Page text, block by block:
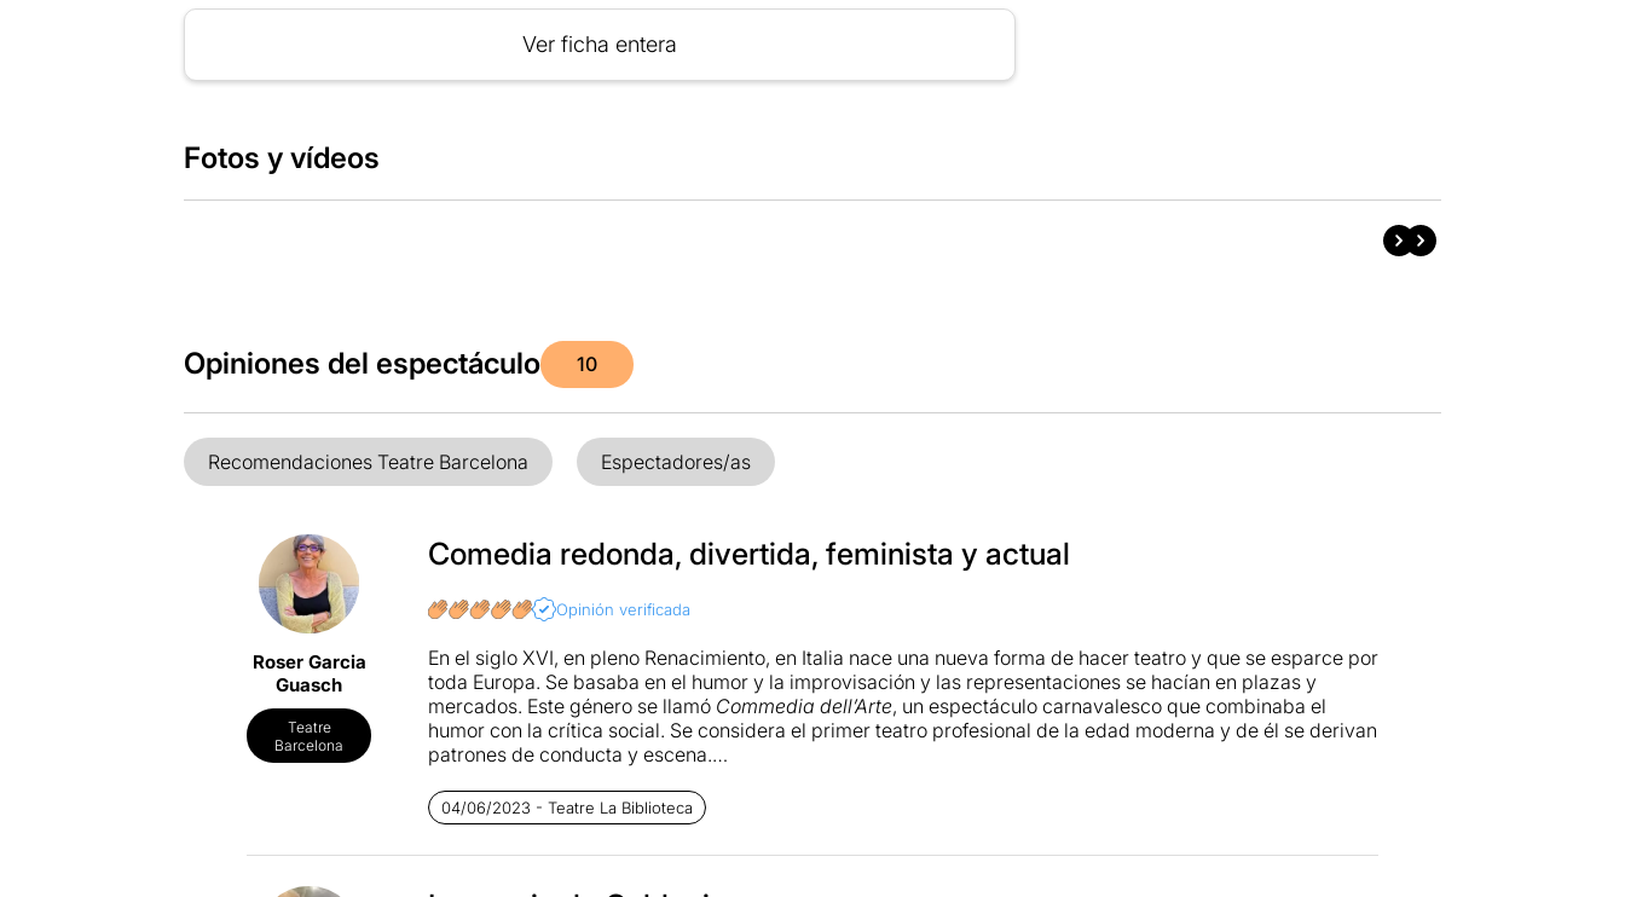
Ver ficha entera
Fotos y vídeos
Opiniones del espectáculo 10
Recomendaciones Teatre Barcelona Espectadores/as
Roser Garcia
Guasch
Teatre
Barcelona
Comedia redonda, divertida, feminista y actual
Opinión verificada
En el siglo XVI, en pleno Renacimiento, en Italia nace una nueva forma de hacer teatro y que se esparce por
toda Europa. Se basaba en el humor y la improvisación y las representaciones se hacían en plazas y
mercados. Este género se llamó Commedia dell’Arte, un espectáculo carnavalesco que combinaba el
humor con la crítica social. Se considera el primer teatro profesional de la edad moderna y de él se derivan
patrones de conducta y escena.
Carlo Goldonicon la influencia de la
cambia la improvisación por el teatro de texto. En
rompen todas las paredes como si actuaran en una plaza. Los intérpretes hablan directamente al público,
04/06/2023 - Teatre La Biblioteca